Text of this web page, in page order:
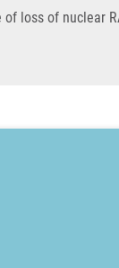
loss of nuclear